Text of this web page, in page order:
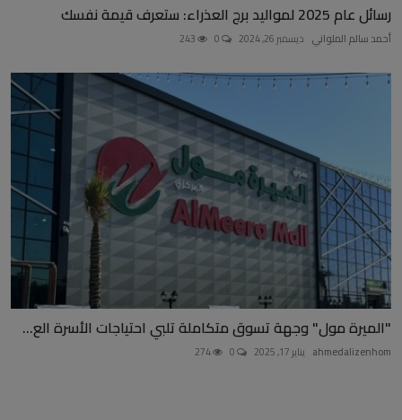
رسائل عام 2025 لمواليد برج العذراء: ستعرف قيمة نفسك
أحمد سالم الملواني ديسمبر 26, 2024
"الميرة مول" وجهة تسوق متكاملة تلبي احتياجات الأسرة الع...
ahmedalizenhom يناير 17, 2025